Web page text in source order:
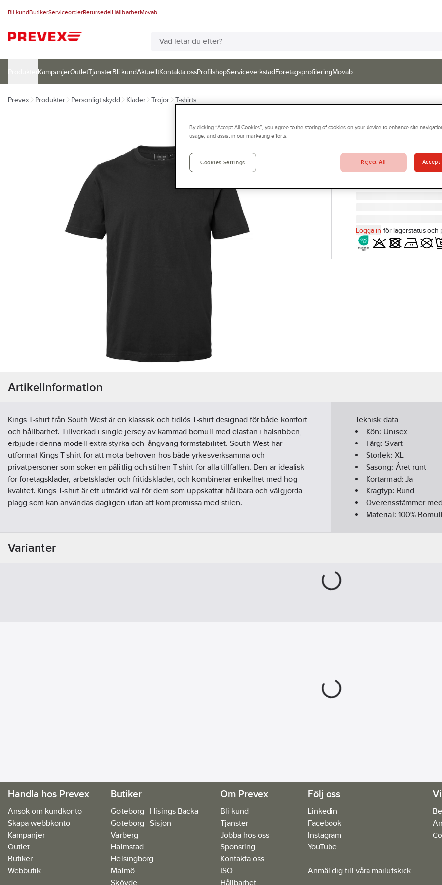
Bli kundButikerServiceorderRetursedelHållbarhetMovab
KampanjerOutletTjänsterBli kundAktuelltKontakta ossProfilshopServiceverkstadFöretagsprofileringMovab
Prevex Produkter Personligt skydd Kläder Tröjor T-shirts
SOUTH WEST
T-SHIRT KINGS SVART
Artikelnr: 893760
Logga in för lagerstatus och
Artikelinformation
Kings T-shirt från South West är en klassisk och tidlös T-shirt designad för både komfort
och hållbarhet. Tillverkad i single jersey av kammad bomull med elastan i halsribben,
erbjuder denna modell extra styrka och långvarig formstabilitet. South West har
utformat Kings T-shirt för att möta behoven hos både yrkesverksamma och
privatpersoner som söker en pålitlig och stilren T-shirt för alla tillfällen. Den är idealisk
för företagskläder, arbetskläder och fritidskläder, och kombinerar enkelhet med hög
kvalitet. Kings T-shirt är ett utmärkt val för dem som uppskattar hållbara och välgjorda
plagg som kan användas dagligen utan att kompromissa med stilen.
160 g/m²
Teknisk data
Kön: Unisex
Färg:Svart
Storlek: XL
Säsong: Året runt
Kortärmad: Ja
Kragtyp: Rund
Överensstämmer
Material: 100%
Varianter
Handla hos Prevex
Ansök om kundkonto
Skapa webbkonto
Kampanjer
Outlet
Butiker
Webbutik
Butiker
Göteborg - Hisings Backa
Göteborg - Sisjön
Varberg
Halmstad
Helsingborg
Malmö
Skövde
Om Prevex
Bli kund
Tjänster
Jobba hos oss
Sponsring
Kontakta oss
ISO
Hållbarhet
Följ oss
Linkedin
Facebook
Instagram
YouTube
Anmäl dig till våra mailutskick
By clicking “Accept All Cookies”, you agree to the storing of cookies on your device to enhance site
usage, and assist in our marketing efforts.
Cookies Settings Reject All Accept